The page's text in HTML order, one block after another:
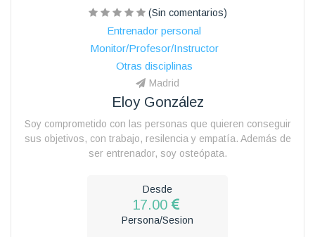
(Sin comentarios)
Entrenador personal
Monitor/Profesor/Instructor
Otras disciplinas
Madrid
Eloy González
Soy comprometido con las personas que quieren conseguir
sus objetivos, con trabajo, resilencia y empatía. Además de
ser entrenador, soy osteópata.
Desde
17.00
Persona/Sesion